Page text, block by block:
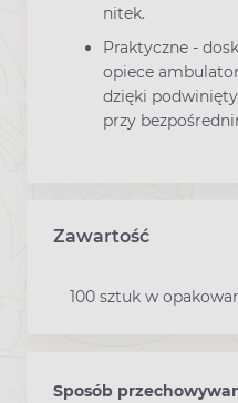
nitek.
Praktyczne -
opiece
dzięki
przy
Zawartość
100 sztuk w
Sposób